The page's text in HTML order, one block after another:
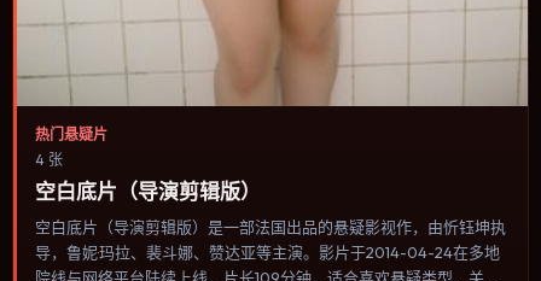
热门悬疑片
4 张
空白底片（导演剪辑版）
空白底片（导演剪辑版）是一部法国出品的悬疑影视作，由忻钰坤执
导，鲁妮·玛拉、裴斗娜、赞达亚等主演。影片于2014-04-24在多地